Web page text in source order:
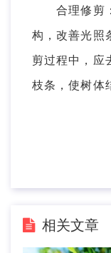
合理修剪：
构，改善光照
剪过程中，应
枝条，使树体
相关文章